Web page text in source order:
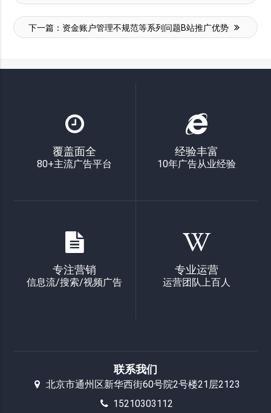
下一篇： 资金账户管理不规范等系列问题B站推广优势
覆盖面全
80+主流广告平台
经验丰富
10年广告从业经验
专注营销
信息流/搜索/视频广告
专业运营
运营团队上百人
联系我们
北京市通州区新华西街60号院2号楼21层2123
15210303112